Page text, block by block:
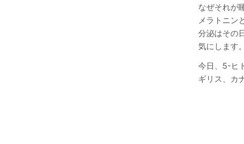
なぜそれが
メラトニン
分泌はその
気にします。
今日、5-ヒ
ギリス、カ